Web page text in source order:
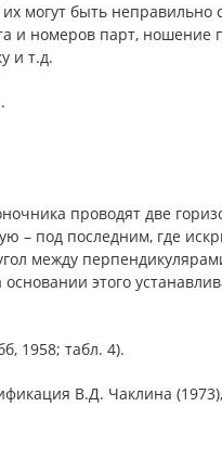
могут быть неправильно
и номеров парт, ношение
и т.д.
проводят две
– под последним, где
между
этого
1958; табл. 4).
В.Д. Чаклина